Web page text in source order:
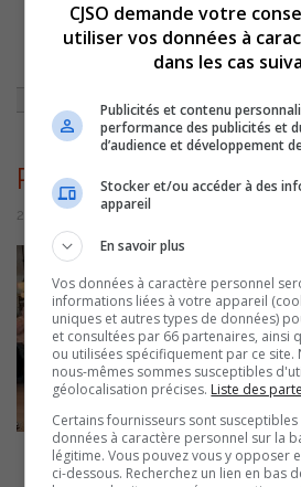
ACCUEIL »BLOGUE DE MYRIAM ARPIN» LE
PIZZERIA DÉVOILE SON TOUT NOUVEAU
PXL_20260520_200441369_10
24 mai 2026 | Par Myriam Arpin
CJSO demande votre
utiliser vos données à
dans les cas
Publicités et contenu
performance des publicités et
d’audience et développement
Stocker et/ou accéder à des
appareil
En savoir plus
Vos données à caractère personnel
informations liées à votre appareil
uniques et autres types de données)
et consultées par 66 partenaires, ainsi
ou utilisées spécifiquement par ce site.
nous-mêmes sommes susceptibles
géolocalisation précises. Liste des
Certains fournisseurs sont
données à caractère personnel sur la
légitime. Vous pouvez vous y opposer
ci-dessous. Recherchez un lien en bas